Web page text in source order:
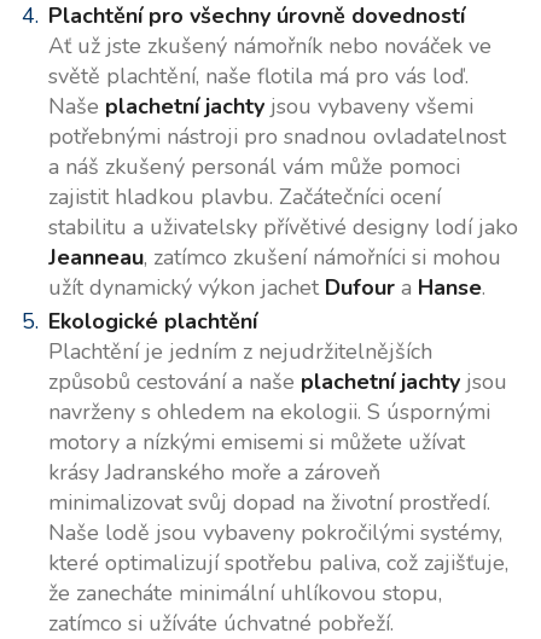
Plachtění pro všechny úrovně dovedností
Ať už jste zkušený námořník nebo nováček ve
světě plachtění, naše flotila má pro vás loď.
Naše plachetní jachtyjsou vybaveny všemi
potřebnými nástroji pro snadnou ovladatelnost
a náš zkušený personál vám může pomoci
zajistit hladkou plavbu. Začátečníci ocení
stabilitu a uživatelsky přívětivé designy lodí jako
Jeanneau, zatímco zkušení námořníci si mohou
užít dynamický výkon jachet Dufoura Hanse.
Ekologické plachtění
Plachtění je jedním z nejudržitelnějších
způsobů cestování a naše plachetní jachtyjsou
navrženy s ohledem na ekologii. S úspornými
motory a nízkými emisemi si můžete užívat
krásy Jadranského moře a zároveň
minimalizovat svůj dopad na životní prostředí.
Naše lodě jsou vybaveny pokročilými systémy,
které optimalizují spotřebu paliva, což zajišťuje,
že zanecháte minimální uhlíkovou stopu,
zatímco si užíváte úchvatné pobřeží.